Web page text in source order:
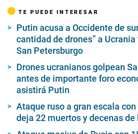
TE PUEDE INTERESAR
Putin acusa a Occidente de
cantidad de drones” a
San Petersburgo
Drones ucranianos golpean
antes de importante foro
asistirá Putin
Ataque ruso a gran escala
deja 22 muertos y decenas